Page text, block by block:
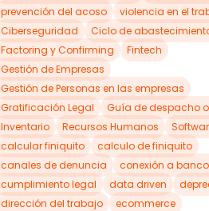
prevención del acoso
violencia en el
Ciberseguridad
Ciclo de
Factoring y Confirming
Fintech
Gestión de Empresas
Gestión de Personas en las empresas
Gratificación Legal
Guía de despacho
Inventario
Recursos Humanos
calcular finiquito
calculo de finiquito
canales de denuncia
conexión a
cumplimiento legal
data driven
dirección del trabajo
ecommerce